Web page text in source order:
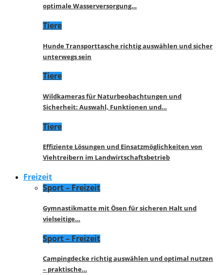
optimale Wasserversorgung…
Tiere
Hunde Transporttasche richtig auswählen und sicher
unterwegs sein
Tiere
Wildkameras für Naturbeobachtungen und
Sicherheit: Auswahl, Funktionen und…
Tiere
Effiziente Lösungen und Einsatzmöglichkeiten von
Viehtreibern im Landwirtschaftsbetrieb
Freizeit
Sport – Freizeit
Gymnastikmatte mit Ösen für sicheren Halt und
vielseitige…
Sport – Freizeit
Campingdecke richtig auswählen und optimal nutzen
– praktische…